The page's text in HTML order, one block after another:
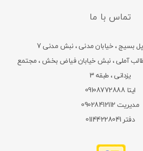
تماس با ما
پل بسیج ، خیابان مدنی ، نبش مدنی 7
طالب آملی ، نبش خیابان فیاض بخش ، مجتمع
یزدانی ، طبقه 3
ایتا 09108772888
مدیریت 09028412112
دفتر 01144228041